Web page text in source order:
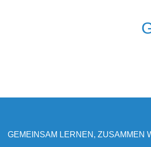
GEMEINSAM LERNEN, ZUSAMMEN